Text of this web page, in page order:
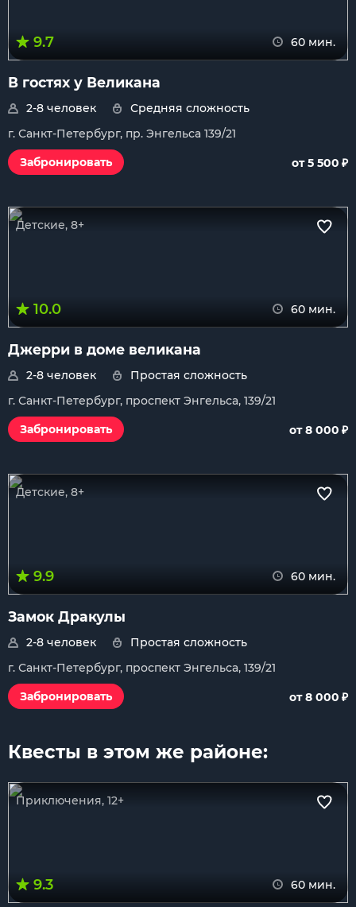
9.7 60 мин.
В гостях у Великана
2-8 человек
Средняя сложность
г. Санкт-Петербург, пр. Энгельса 139/21
Забронировать
от 5 500 ₽
Детские, 8+
10.0 60 мин.
Джерри в доме великана
2-8 человек
Простая сложность
г. Санкт-Петербург, проспект Энгельса, 139/21
Забронировать
от 8 000 ₽
Детские, 8+
9.9 60 мин.
Замок Дракулы
2-8 человек
Простая сложность
г. Санкт-Петербург, проспект Энгельса, 139/21
Забронировать
от 8 000 ₽
Квесты в этом же районе:
Приключения, 12+
9.3 60 мин.